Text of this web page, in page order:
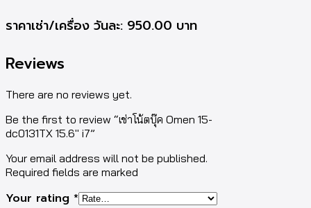
ราคาเช่า/เครื่อง วันละ: 950.00 บาท
Reviews
There are no reviews yet.
Be the first to review “เช่าโน้ตบุ๊ค Omen 15-
dc0131TX 15.6″ i7”
Your email address will not be published.
Required fields are marked
Your rating *